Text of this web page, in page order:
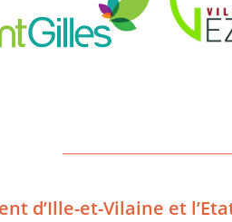
d’Ille-et-Vilaine et